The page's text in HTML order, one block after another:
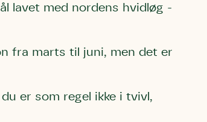
lavet med nordens hvidløg -
fra marts til juni, men det er
er som regel ikke i tvivl,